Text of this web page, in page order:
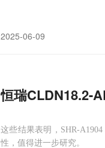
2025-06-09
恒瑞CLDN18.2-
这些结果表明，SHR-
性，值得进一步研究。